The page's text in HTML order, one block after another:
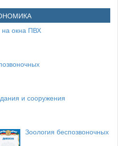
окна ПВХ
и сооружения
Зоология беспозвоночных